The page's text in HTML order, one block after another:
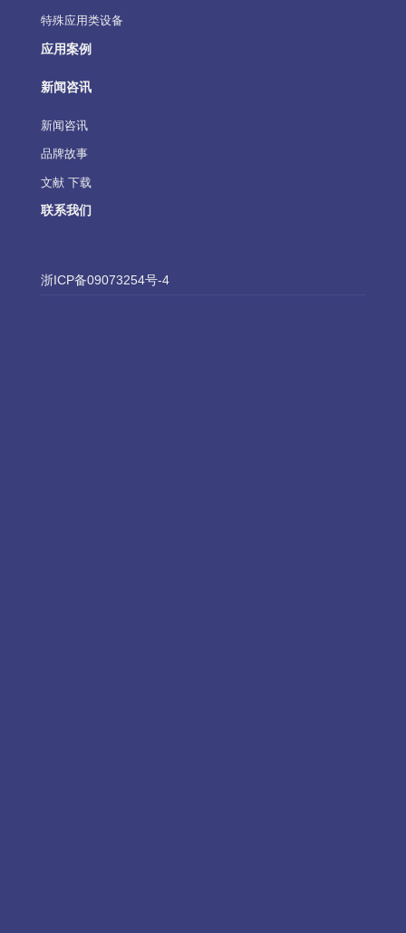
特殊应用类设备
应用案例
新闻咨讯
新闻咨讯
品牌故事
文献 下载
联系我们
浙ICP备09073254号-4